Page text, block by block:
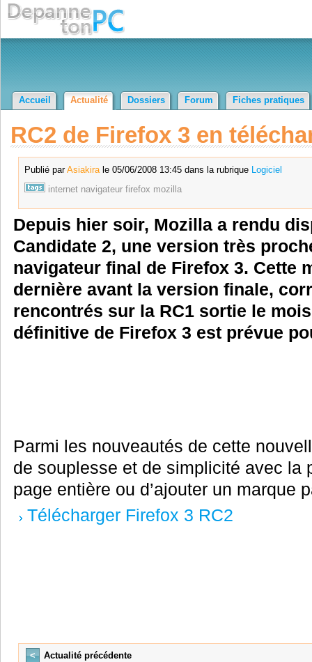
Accueil Actualité Dossiers Forum Fiches pratiques
RC2 de Firefox 3 en
Publié parAsiakirale 05/06/2008 13:45 dans la rubrique Logiciel
internet navigateur firefox mozilla
Depuis hier soir, Mozilla a rendu
Candidate 2, une version très
navigateur final de Firefox 3. Cette
dernière avant la version finale,
rencontrés sur la RC1 sortie le
définitive de Firefox 3 est prévue
Parmi les nouveautés de cette
de souplesse et de simplicité avec la
page entière ou d’ajouter un marque
Télécharger Firefox 3 RC2
<
Actualité précédente